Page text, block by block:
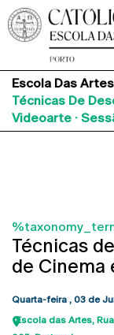
Escola Das Artes
Técnicas De
Videoarte ·
Técnicas
de Cinema
Quarta-feira , 03 de
Escola das Artes